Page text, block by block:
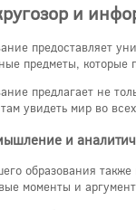
и
предоставляет
предметы,
предлагает не
увидеть мир во
и
образования
моменты и